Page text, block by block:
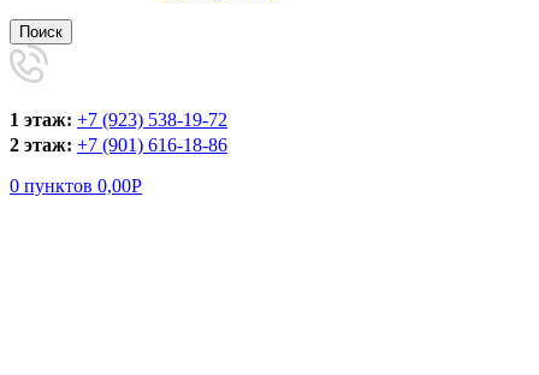
Поиск
1 этаж: +7 (923) 538-19-72
2 этаж: +7 (901) 616-18-86
0 пунктов 0,00Р